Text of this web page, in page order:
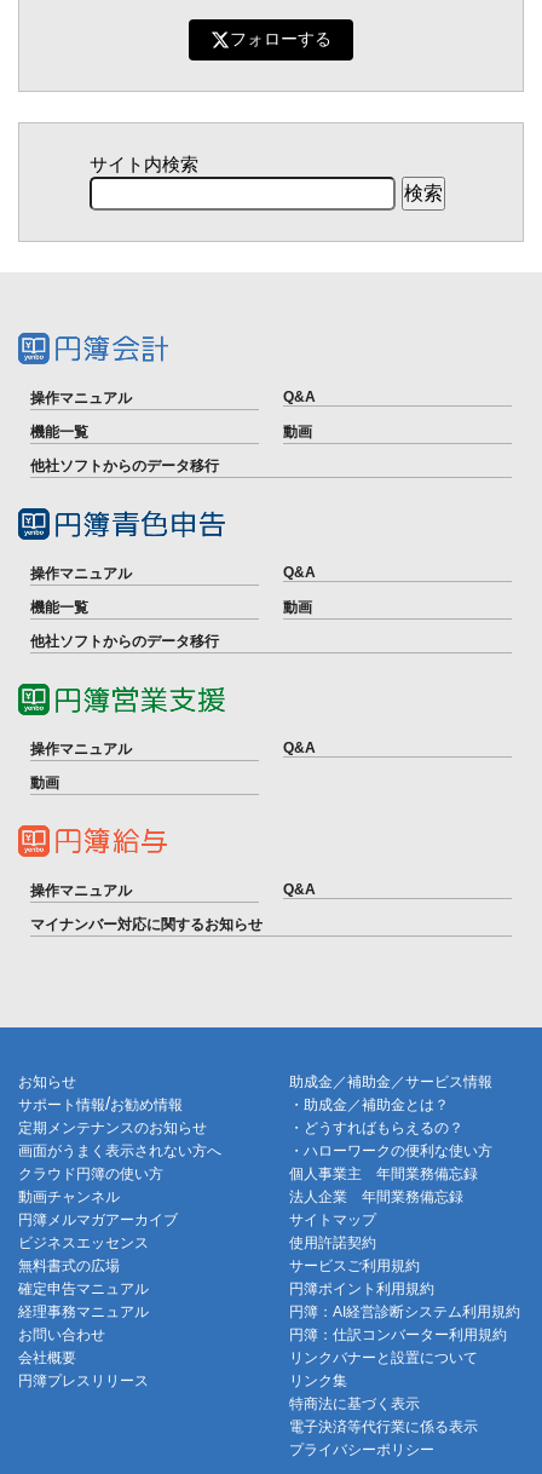
フォローする
サイト内検索
操作マニュアル Q&A
機能一覧
動画
他社ソフトからのデータ移行
操作マニュアル Q&A
機能一覧
動画
他社ソフトからのデータ移行
操作マニュアル Q&A
動画
操作マニュアル Q&A
マイナンバー対応に関するお知らせ
お知らせ
サポート情報/お勧め情報
定期メンテナンスのお知らせ
画面がうまく表示されない方へ
クラウド円簿の使い方
動画チャンネル
円簿メルマガアーカイブ
助成金／補助金／サービス情報
・助成金／補助金とは？
・どうすればもらえるの？
・ハローワークの便利な使い方
個人事業主 年間業務備忘録
法人企業 年間業務備忘録
サイトマップ
ビジネスエッセンス
無料書式の広場
確定申告マニュアル
経理事務マニュアル
お問い合わせ
会社概要
円簿プレスリリース
使用許諾契約
サービスご利用規約
円簿ポイント利用規約
円簿：AI経営診断システム利用規約
円簿：仕訳コンバーター利用規約
リンクバナーと設置について
リンク集
特商法に基づく表示
電子決済等代行業に係る表示
プライバシーポリシー